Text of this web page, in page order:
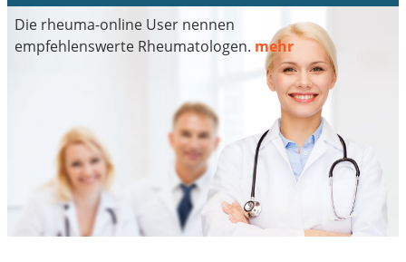
Die rheuma-online User nennen
empfehlenswerte Rheumatologen. mehr